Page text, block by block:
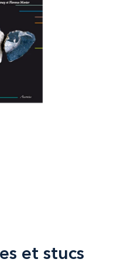
et stucs